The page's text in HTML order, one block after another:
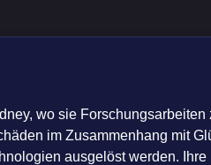
wo sie
im Zusammenhang mit
ausgelöst werden.